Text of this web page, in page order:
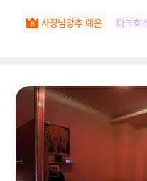
사장님강추 예은 다크호